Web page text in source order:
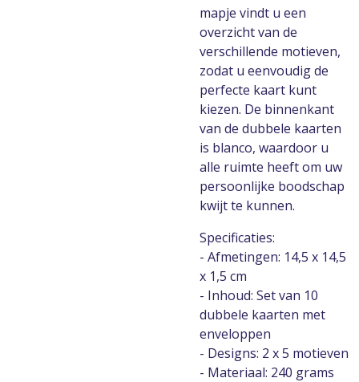
mapje vindt u een
overzicht van de
verschillende motieven,
zodat u eenvoudig de
perfecte kaart kunt
kiezen. De binnenkant
van de dubbele kaarten
is blanco, waardoor u
alle ruimte heeft om uw
persoonlijke boodschap
kwijt te kunnen.
Specificaties:
- Afmetingen: 14,5 x 14,5
x 1,5 cm
- Inhoud: Set van 10
dubbele kaarten met
enveloppen
- Designs: 2 x 5 motieven
- Materiaal: 240 grams